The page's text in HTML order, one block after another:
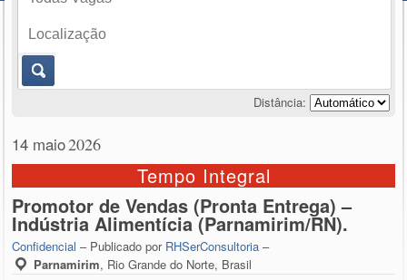
Distância:
14 maio2026
Tempo Integral
Promotor de Vendas (Pronta Entrega) –
Indústria Alimentícia (Parnamirim/RN).
Confidencial – Publicado por RHSerConsultoria –
Parnamirim, Rio Grande do Norte, Brasil